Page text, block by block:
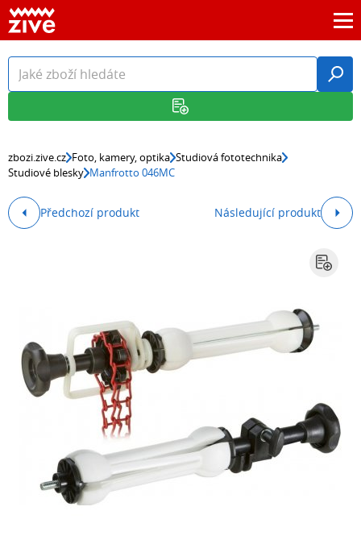
zbozi.zive.cz Foto, kamery, optika Studiová fototechnika
Studiové blesky Manfrotto 046MC
Předchozí produkt Následující produkt